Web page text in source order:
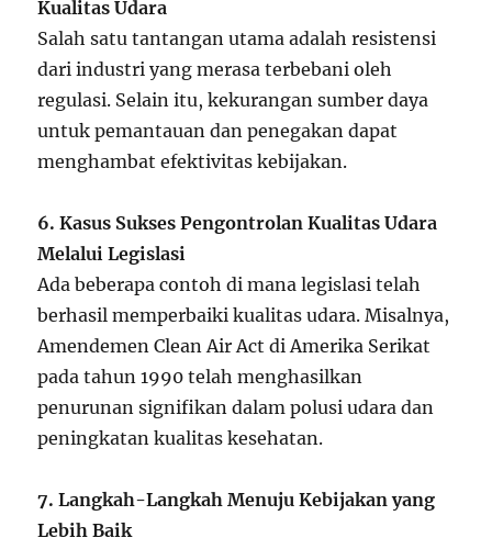
Kualitas Udara
Salah satu tantangan utama adalah resistensi
dari industri yang merasa terbebani oleh
regulasi. Selain itu, kekurangan sumber daya
untuk pemantauan dan penegakan dapat
menghambat efektivitas kebijakan.
6. Kasus Sukses Pengontrolan Kualitas Udara
Melalui Legislasi
Ada beberapa contoh di mana legislasi telah
berhasil memperbaiki kualitas udara. Misalnya,
Amendemen Clean Air Act di Amerika Serikat
pada tahun 1990 telah menghasilkan
penurunan signifikan dalam polusi udara dan
peningkatan kualitas kesehatan.
7. Langkah-Langkah Menuju Kebijakan yang
Lebih Baik